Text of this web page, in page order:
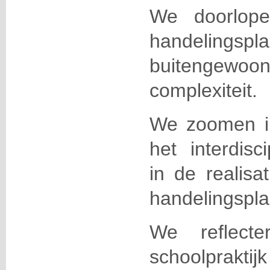
We
complexiteit.
We zoomen
het
in de
We